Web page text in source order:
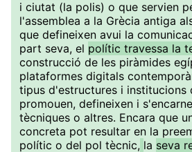
i ciutat (la polis) o que servien
l'assemblea a la Grècia antiga
que defineixen avui la
part seva, el polític travessa la
construcció de les piràmides
plataformes digitals
tipus d'estructures i institucions
promouen, defineixen i
tècniques o altres. Encara que
concreta pot resultar en la
polític o del pol tècnic, la seva